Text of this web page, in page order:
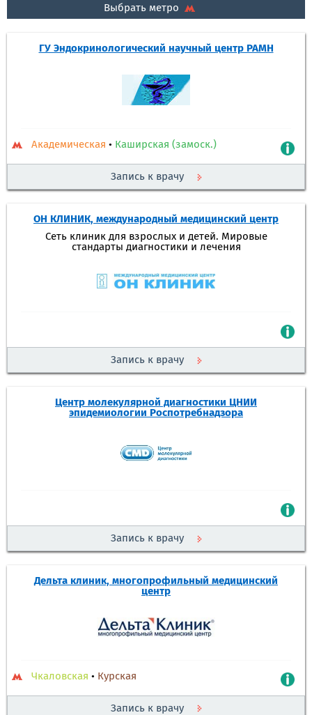
Выбрать метро
ГУ Эндокринологический научный центр РАМН
Академическая • Каширская (замоск.)
Запись к врачу
ОН КЛИНИК, международный медицинский центр
Сеть клиник для взрослых и детей. Мировые
стандарты диагностики и лечения
Запись к врачу
Центр молекулярной диагностики ЦНИИ
эпидемиологии Роспотребнадзора
Запись к врачу
Дельта клиник, многопрофильный медицинский
центр
Чкаловская • Курская
Запись к врачу